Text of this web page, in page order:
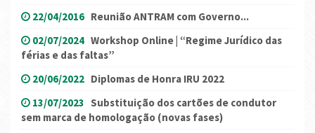
22/04/2016 Reunião ANTRAM com Governo...
02/07/2024 Workshop Online | “Regime Jurídico das
férias e das faltas”
20/06/2022 Diplomas de Honra IRU 2022
13/07/2023 Substituição dos cartões de condutor
sem marca de homologação (novas fases)